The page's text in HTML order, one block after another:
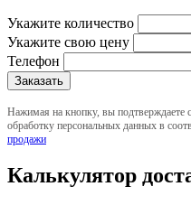
Укажите количество
Укажите свою цену
Телефон
Нажимая на кнопку, вы подтверждаете
обработку персональных данных в
продажи
Калькулятор